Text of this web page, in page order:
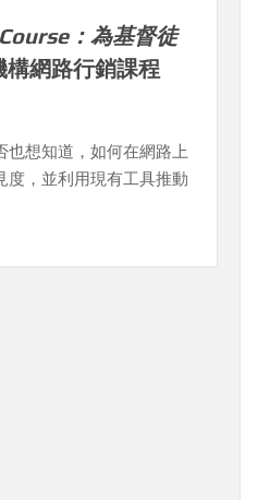
：為基督徒
網路行銷課程
也想知道，如何在網路上
度，並利用現有工具推動